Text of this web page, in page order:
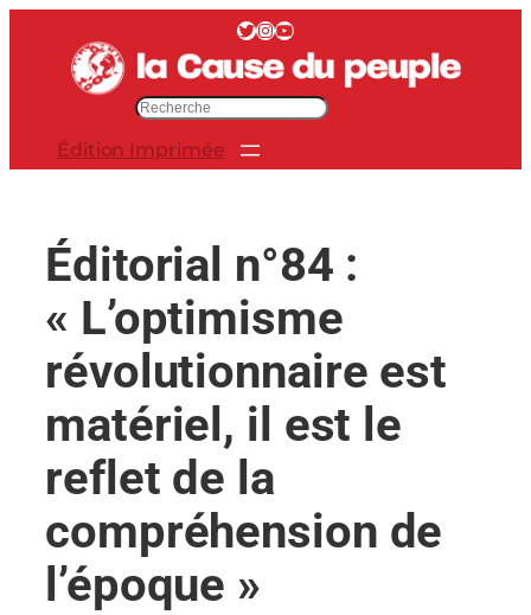
contenu
Twitter InstagramYouTube
e
Édition Imprimée
Éditorial n°84 :
« L’optimisme
révolutionnaire est
matériel, il est le
reflet de la
compréhension de
l’époque »